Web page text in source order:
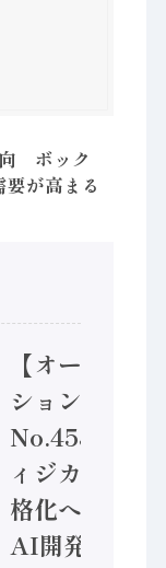
ボック
が高まる
【オートメー
ション新聞
No.453】フ
ィジカルAI本
格化へ 国産
AI開発や社会